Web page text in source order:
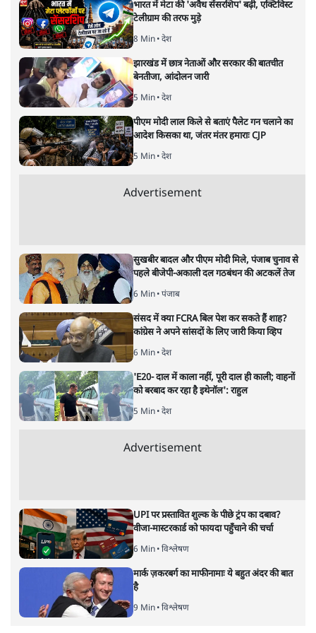
रविकान्तकी और स्टोरी पढ़ें
मध्य प्रदेश: दबंगों ने आदिवासी किसान
को कुचल कर मार डाला!
संजीव श्रीवास्तव
मध्य प्रदेश में दलित और आदिवासियों पर अत्याचार से जुड़ी वारदातें
लगातार सामने आ रही हैं। बीते महीने भर में दर्जन भर ऐसे घटनाक्रम
हुए हैं।
मध्यप्रदेश में आदिवासियों-दलितों पर अत्याचार की वारदातें कम
कि आदिवासी बाहुल्य सिंगरोली जिले से दिल दहलाने वाली घटना
सामने आ गई है। अवैध रेत के कारोबार में संलग्न दबंगों द्वारा एक
आदिवासी किसान को ट्रैक्टर से कुचलकर मार डाला गया है।
आरोपी भाजपा से जुड़े बताये गये हैं।
सिंगरोली जिले में अपने खेत से अवैध रेत का परिवहन रोकने गए
आदिवासी किसान की ट्रैक्टर से कुचलकर हत्या कर दी गई। घटना
को अंजाम देने के बाद आरोपी ड्राइवर ट्रैक्टर छोड़कर मौके से भाग